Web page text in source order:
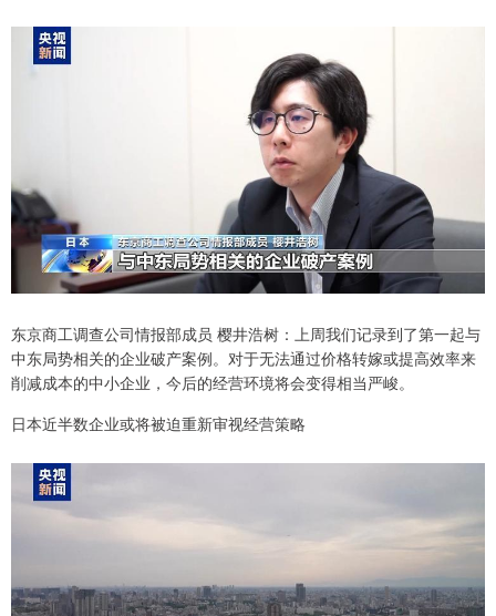
东京商工调查公司情报部成员 樱井浩树：上周我们记录到了第一起与
中东局势相关的企业破产案例。对于无法通过价格转嫁或提高效率来
削减成本的中小企业，今后的经营环境将会变得相当严峻。
日本近半数企业或将被迫重新审视经营策略